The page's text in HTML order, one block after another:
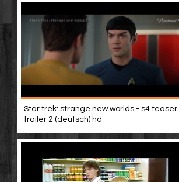
Star trek: strange new worlds - s4 teaser
trailer 2 (deutsch) hd